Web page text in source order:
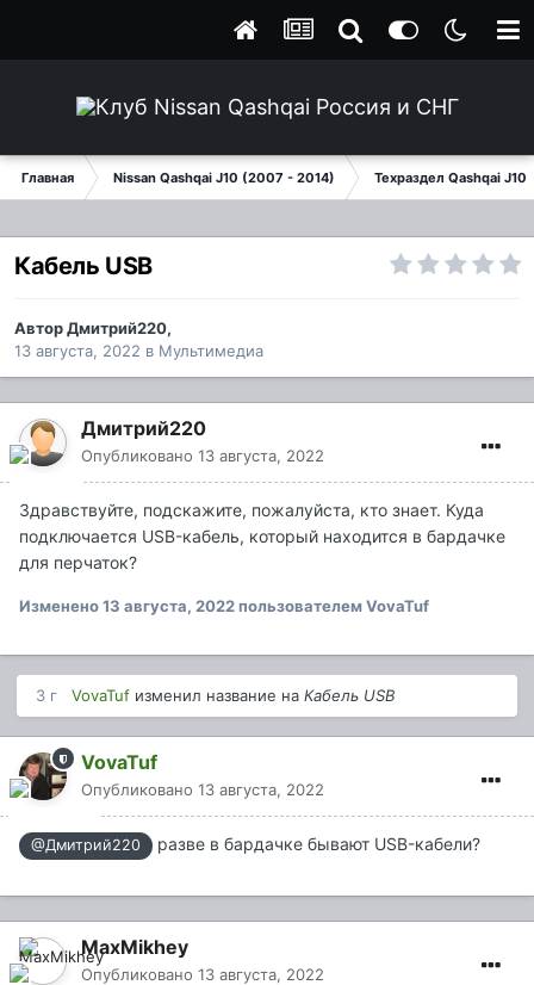
Главная Nissan Qashqai J10 (2007 - 2014) Техраздел Qashqai J10
Кабель USB
АвторДмитрий220,
13 августа, 2022 в Мультимедиа
Дмитрий220
Опубликовано 13 августа, 2022
Здравствуйте, подскажите, пожалуйста, кто знает. Куда
подключается USB-кабель, который находится в бардачке
для перчаток?
Изменено13 августа, 2022пользователем VovaTuf
3 г VovaTuf изменил название на Кабель USB
VovaTuf
Опубликовано 13 августа, 2022
@Дмитрий220 разве в бардачке бывают USB-кабели?
MaxMikhey
Опубликовано 13 августа, 2022